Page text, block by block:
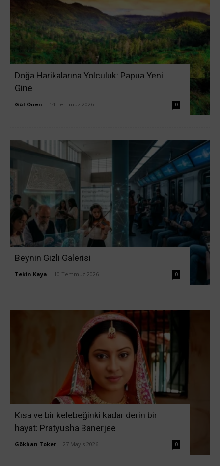
Doğa Harikalarına Yolculuk: Papua Yeni
Gine
Gül Önen 14 Temmuz 2026 0
Beynin Gizli Galerisi
Tekin Kaya 10 Temmuz 2026 0
Kısa ve bir kelebeğinki kadar derin bir
hayat: Pratyusha Banerjee
Gökhan Toker 27 Mayıs 2026 0